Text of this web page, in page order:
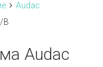
Audac
B
Audac